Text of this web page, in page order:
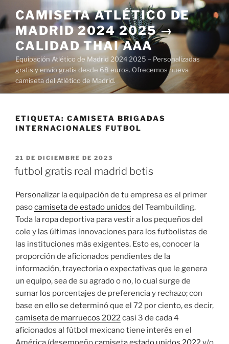
al
contenido
CAMISETA ATLÉTICO DE
MADRID 2024 2025 →
CALIDAD THAI AAA
Equipación Atlético de Madrid 2024 2025 – Personalizadas
gratis y envío gratis desde 68 euros. Ofrecemos nueva
camiseta del Atlético de Madrid.
ETIQUETA: CAMISETA BRIGADAS
INTERNACIONALES FUTBOL
PUBLICADO
EL
21 DE DICIEMBRE DE 2023
futbol gratis real madrid betis
Personalizar la equipación de tu empresa es el primer
pasocamiseta de estado unidos del Teambuilding.
Toda la ropa deportiva para vestir a los pequeños del
cole y las últimas innovaciones para los futbolistas de
las instituciones más exigentes. Esto es, conocer la
proporción de aficionados pendientes de la
información, trayectoria o expectativas que le genera
un equipo, sea de su agrado o no, lo cual surge de
sumar los porcentajes de preferencia y rechazo; con
base en ello se determinó que el 72 por ciento, es decir,
camiseta de marruecos 2022casi 3 de cada 4
aficionados al fútbol mexicano tiene interés en el